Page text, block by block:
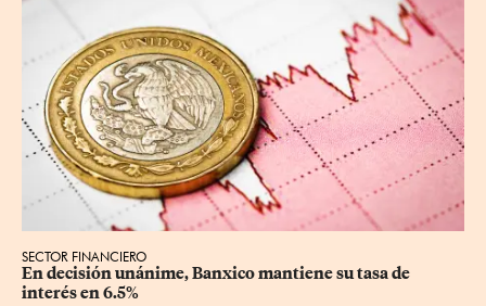
SECTOR FINANCIERO
En decisión unánime, Banxico mantiene su tasa de
interés en 6.5%